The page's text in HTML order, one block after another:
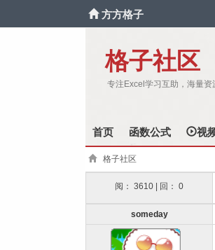
方方格子
格子社区
专注Excel学习互助，海量资
首页 函数公式 视
格子社区
阅： 3610 | 回： 0
someday